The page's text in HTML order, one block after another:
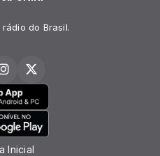
do Brasil.
Inicial